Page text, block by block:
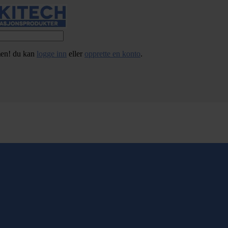
du kan logge inn eller opprette en konto.